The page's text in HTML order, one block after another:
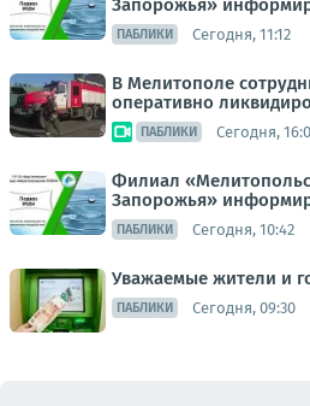
Запорожья»
ПАБЛИКИ Сегодня, 11:12
В Мелитополе
оперативно
ПАБЛИКИ Сегодня,
Филиал
Запорожья»
ПАБЛИКИ Сегодня, 10:42
Уважаемые жители и
ПАБЛИКИ Сегодня, 09:30